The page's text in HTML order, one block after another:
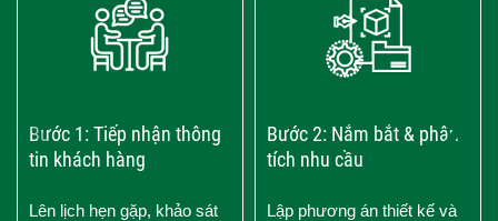
Bước 1: Tiếp nhận thông
tin khách hàng
Lên lịch hẹn gặp, khảo sát
Bước 2: Nắm bắt & phân
tích nhu cầu
Lập phương án thiết kế và
›
‹